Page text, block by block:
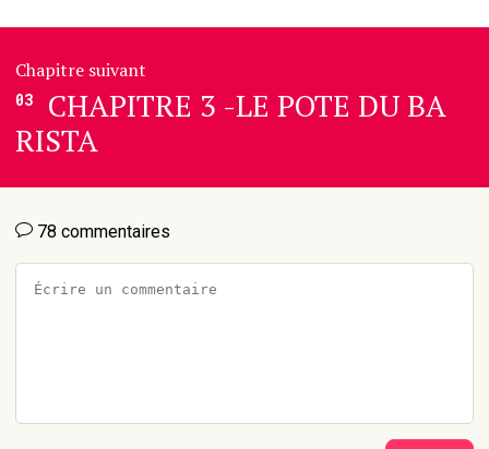
Chapitre suivant
03
CHAPITRE 3 -LE POTE DU BA
RISTA
78 commentaires